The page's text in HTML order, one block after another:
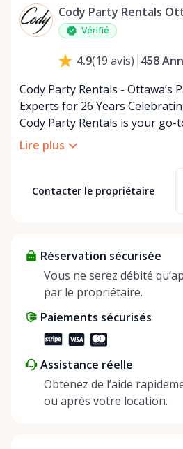
Jeudi
Vendredi
Dimanche
Cody Party Rentals
Vérifié
4.9(19 avis) 458
Cody Party Rentals - Ottawa’s
Experts for 26 Years Celebrating 26 years in Ottawa,
Cody Party Rentals is your go-
things party and event rentals. We’re proud to be a
partner of Rent Anything,
At Cody Party Rentals, we
sharing—giving others the
helping people enjoy more for
positive impact on the environment. By
share instead of buy, we’re all
Lire plus
Contacter le propriétaire
Réservation sécurisée
Vous ne serez débité
par le propriétaire.
Paiements sécurisés
Assistance réelle
Obtenez de l’aide
ou après votre location.